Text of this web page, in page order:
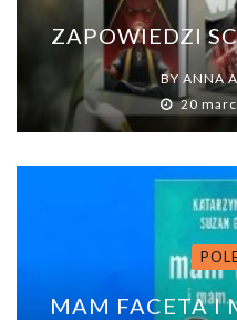
ZAPOWIEDZI
BY ANNA
20
MAM FACETA I